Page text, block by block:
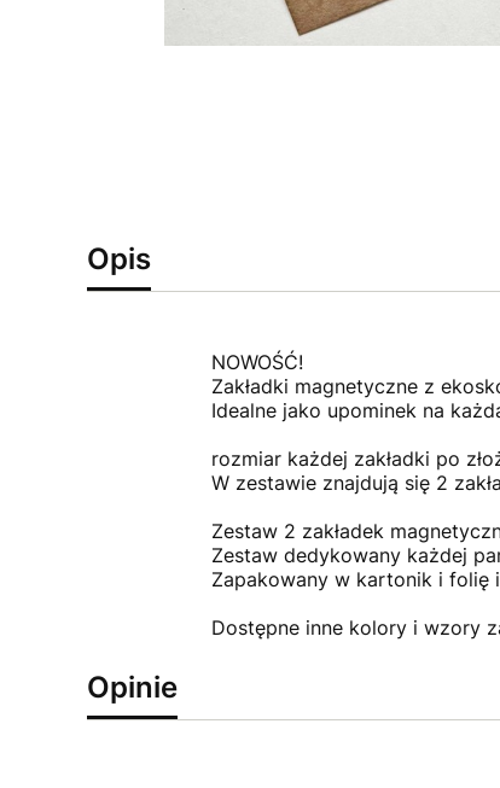
Opis
NOWOŚĆ!
Zakładki magnetyczne z
Idealne jako upominek na
rozmiar każdej zakładki po
W zestawie znajdują się 2
Zestaw 2 zakładek
Zestaw dedykowany każdej
Zapakowany w kartonik i folię
Dostępne inne kolory i wzory
Opinie